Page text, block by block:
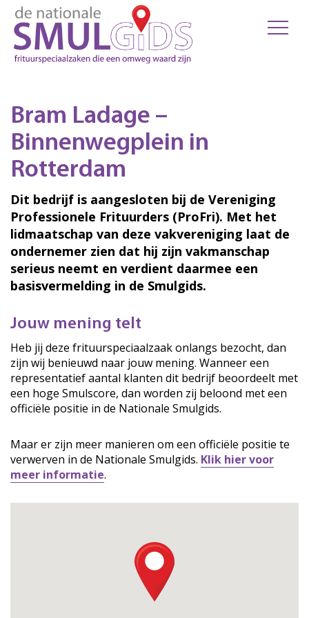
Bram Ladage –
Binnenwegplein in
Rotterdam
Dit bedrijf is aangesloten bij de Vereniging
Professionele Frituurders (ProFri). Met het
lidmaatschap van deze vakvereniging laat de
ondernemer zien dat hij zijn vakmanschap
serieus neemt en verdient daarmee een
basisvermelding in de Smulgids.
Jouw mening telt
Heb jij deze frituurspeciaalzaak onlangs bezocht, dan
zijn wij benieuwd naar jouw mening. Wanneer een
representatief aantal klanten dit bedrijf beoordeelt met
een hoge Smulscore, dan worden zij beloond met een
officiële positie in de Nationale Smulgids.
Maar er zijn meer manieren om een officiële positie te
verwerven in de Nationale Smulgids. Klik hier voor
meer informatie.